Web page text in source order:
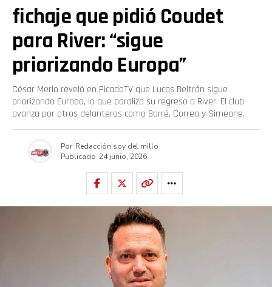
fichaje que pidió Coudet
para River: “sigue
priorizando Europa”
César Merlo reveló en PicadoTV que Lucas Beltrán sigue
priorizando Europa, lo que paraliza su regreso a River. El club
avanza por otros delanteros como Borré, Correa y Simeone.
Por Redacción soy del millo
Publicado 24 junio, 2026